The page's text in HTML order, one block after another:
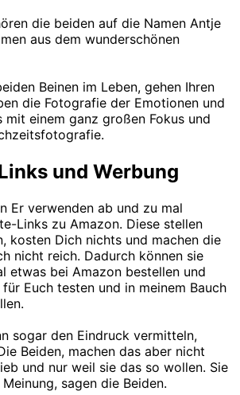
die beiden auf die Namen Antje
aus dem wunderschönen
Beinen im Leben, gehen Ihren
die Fotografie der Emotionen und
mit einem ganz großen Fokus und
und Werbung
Er verwenden ab und zu mal
Links zu Amazon. Diese stellen
kosten Dich nichts und machen die
nicht reich. Dadurch können sie
etwas bei Amazon bestellen und
Euch testen und in meinem Bauch
sogar den Eindruck vermitteln,
Beiden, machen das aber nicht
und nur weil sie das so wollen. Sie
sagen die Beiden.